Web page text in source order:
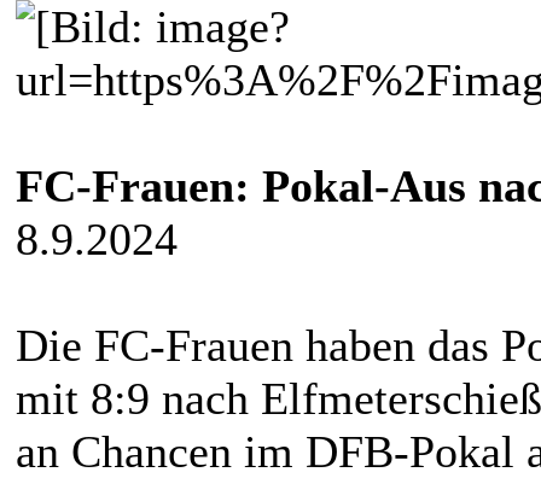
FC-Frauen: Pokal-Aus
8.9.2024
Die FC-Frauen haben das
mit 8:9 nach
an Chancen im DFB-Pokal